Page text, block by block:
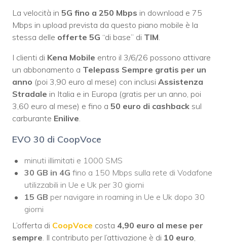
La velocità in 5G fino a 250 Mbps in download e 75
Mbps in upload prevista da questo piano mobile è la
stessa delle offerte 5G “di base” di TIM
I clienti di Kena Mobile entro il 3/6/26 possono attivare
un abbonamento a Telepass Sempre gratis per un
anno (poi 3,90 euro al mese) con inclusi Assistenza
Stradale in Italia e in Europa (gratis per un anno, poi
3,60 euro al mese) e fino a 50 euro di cashback sul
carburante Enilive
EVO 30 di CoopVoce
minuti illimitati e 1000 SMS
30 GB in 4G fino a 150 Mbps sulla rete di Vodafone
utilizzabili in Ue e Uk per 30 giorni
15 GB per navigare in roaming in Ue e Uk dopo 30
giorni
L’offerta di CoopVoce costa 4,90 euro al mese per
sempre . Il contributo per l’attivazione è di 10 euro